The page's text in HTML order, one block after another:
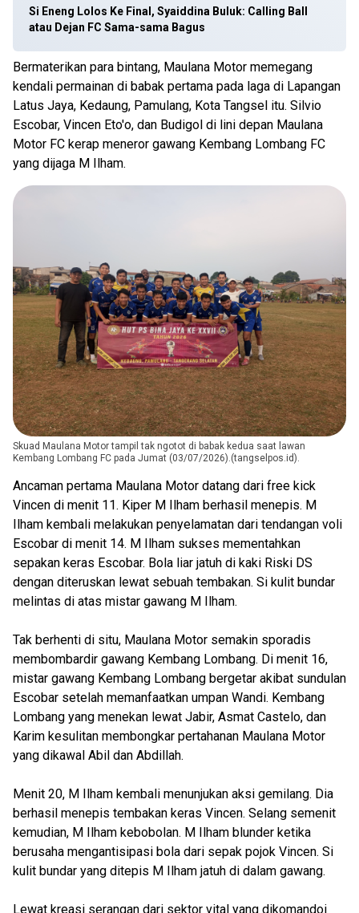
Si Eneng Lolos Ke Final, Syaiddina Buluk: Calling Ball
atau Dejan FC Sama-sama Bagus
Bermaterikan para bintang, Maulana Motor memegang
kendali permainan di babak pertama pada laga di Lapangan
Latus Jaya, Kedaung, Pamulang, Kota Tangsel itu. Silvio
Escobar, Vincen Eto'o, dan Budigol di lini depan Maulana
Motor FC kerap meneror gawang Kembang Lombang FC
yang dijaga M Ilham.
Skuad Maulana Motor tampil tak ngotot di babak kedua saat lawan
Kembang Lombang FC pada Jumat (03/07/2026).(tangselpos.id).
Ancaman pertama Maulana Motor datang dari free kick
Vincen di menit 11. Kiper M Ilham berhasil menepis. M
Ilham kembali melakukan penyelamatan dari tendangan voli
Escobar di menit 14. M Ilham sukses mementahkan
sepakan keras Escobar. Bola liar jatuh di kaki Riski DS
dengan diteruskan lewat sebuah tembakan. Si kulit bundar
melintas di atas mistar gawang M Ilham.
Tak berhenti di situ, Maulana Motor semakin sporadis
membombardir gawang Kembang Lombang. Di menit 16,
mistar gawang Kembang Lombang bergetar akibat sundulan
Escobar setelah memanfaatkan umpan Wandi. Kembang
Lombang yang menekan lewat Jabir, Asmat Castelo, dan
Karim kesulitan membongkar pertahanan Maulana Motor
yang dikawal Abil dan Abdillah.
Menit 20, M Ilham kembali menunjukan aksi gemilang. Dia
berhasil menepis tembakan keras Vincen. Selang semenit
kemudian, M Ilham kebobolan. M Ilham blunder ketika
berusaha mengantisipasi bola dari sepak pojok Vincen. Si
kulit bundar yang ditepis M Ilham jatuh di dalam gawang.
Lewat kreasi serangan dari sektor vital yang dikomandoi